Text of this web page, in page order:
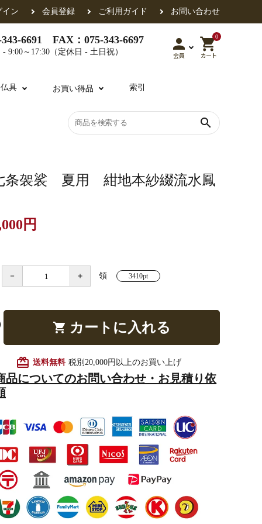
イン 会員登録 ご利用ガイド お問い合わせ
6691 FAX：075-343-6697
9:00～17:30（定休日 - 土日祝） person
会員
0
shopping_cart
カート
各派共通
半装 作務衣
山号額・寄進額・定紋
掲示板・屋外用品・金
物
具 お買い得品 索引
search
条袈裟 夏用 紺地本紗綴流水鳳
円
－ ＋ 領 3410pt
shopping_cart カートに入れる
card_giftcard 送料無料 税別20,000円以上のお買い上げ
品についてのお問い合わせ・お見積り依